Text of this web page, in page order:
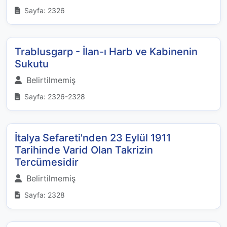
Sayfa: 2326
Trablusgarp - İlan-ı Harb ve Kabinenin
Sukutu
Belirtilmemiş
Sayfa: 2326-2328
İtalya Sefareti'nden 23 Eylül 1911
Tarihinde Varid Olan Takrizin
Tercümesidir
Belirtilmemiş
Sayfa: 2328